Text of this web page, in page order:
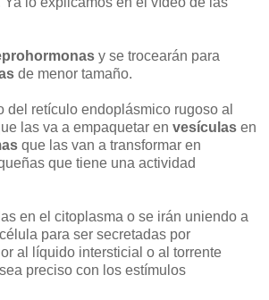
y se trocearán para
de menor tamaño.
del retículo endoplásmico rugoso al
las va a empaquetar en vesículas en
que las van a transformar en
que tiene una actividad
en el citoplasma o se irán uniendo a
para ser secretadas por
al líquido intersticial o al torrente
preciso con los estímulos